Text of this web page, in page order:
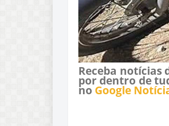
Receba notícias
por dentro de
no Google